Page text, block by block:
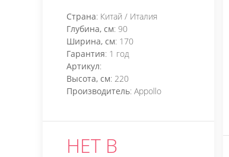
Страна: Китай / Италия
Глубина, см: 90
Ширина, см: 170
Гарантия: 1 год
Артикул:
Высота, см: 220
Производитель: Appollo
НЕТ В